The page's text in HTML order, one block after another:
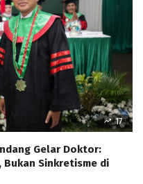
17
Gelar Doktor:
Bukan Sinkretisme di